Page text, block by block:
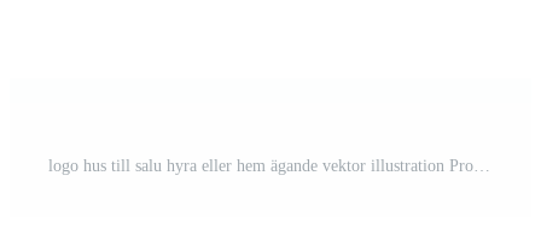
logo hus till salu hyra eller hem ägande vektor illustration Pro Vektor